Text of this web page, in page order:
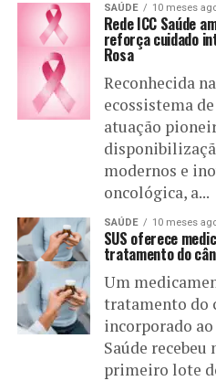
SAÚDE 10 meses
Rede ICC Saúde
reforça cuidado
Rosa
Reconhecida
ecossistema
atuação
modernos e
oncológica, a...
SAÚDE 10 meses
SUS oferece
tratamento do
Um
tratamento do
incorporado
Saúde
primeiro lote